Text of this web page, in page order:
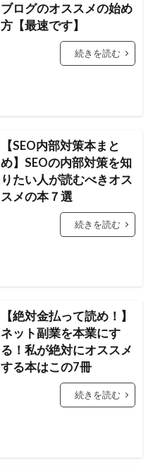
ブログのオススメの始め
方【最速です】
続きを読む
【SEO内部対策本まと
め】SEOの内部対策を知
りたい人が読むべきオス
スメの本７選
続きを読む
【絶対金払って読め！】
ネット副業を本業にす
る！私が絶対にオススメ
する本はこの7冊
続きを読む